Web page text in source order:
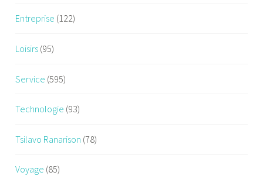
Entreprise (122)
Loisirs (95)
Service (595)
Technologie (93)
Tsilavo Ranarison (78)
Voyage (85)